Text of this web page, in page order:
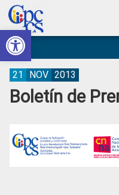
Abrir barra de herramientas
Skip
to
primary
navigation
Skip
to
main
content
Skip
to
primary
sidebar
Skip
to
footer
Consejo
de
Participación
Ciudadana
Control
Social
Construyendo
Poder
Ciudadano
Boletín de
21 NOV 2013